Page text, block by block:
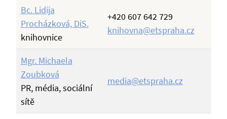
Bc. Lidija
Procházková, DiS.
knihovnice
+420 607 642 729
knihovna@etspraha.cz
Mgr. Michaela
Zoubková
PR, média, sociální
sítě
media@etspraha.cz